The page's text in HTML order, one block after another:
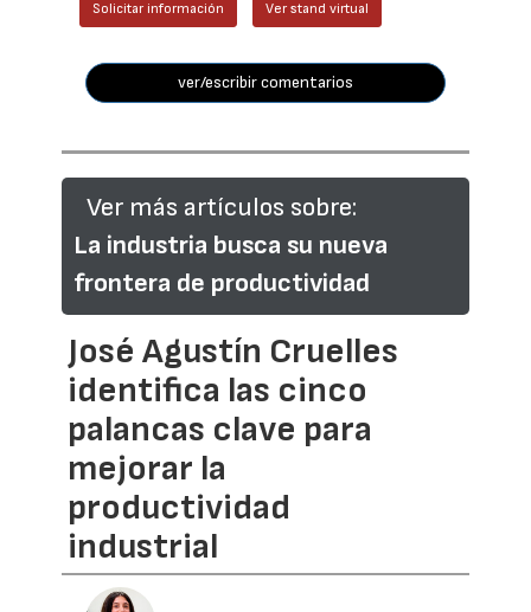
Solicitar información Ver stand virtual
ver/escribir comentarios
Ver más artículos sobre:
La industria busca su nueva
frontera de productividad
José Agustín Cruelles
identifica las cinco
palancas clave para
mejorar la
productividad
industrial